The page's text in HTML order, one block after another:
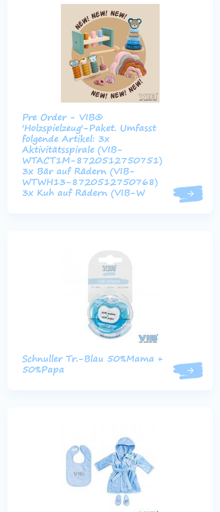
Pre Order - VIB®
'Holzspielzeug'-Paket. Umfasst
folgende Artikel: 3x
Aktivitätsspirale (VIB-
WTACT1M-8720512750751)
3x Bär auf Rädern (VIB-
WTWH13-8720512750768)
3x Kuh auf Rädern (VIB-W
Schnuller Tr.-Blau 50%Mama +
50%Papa